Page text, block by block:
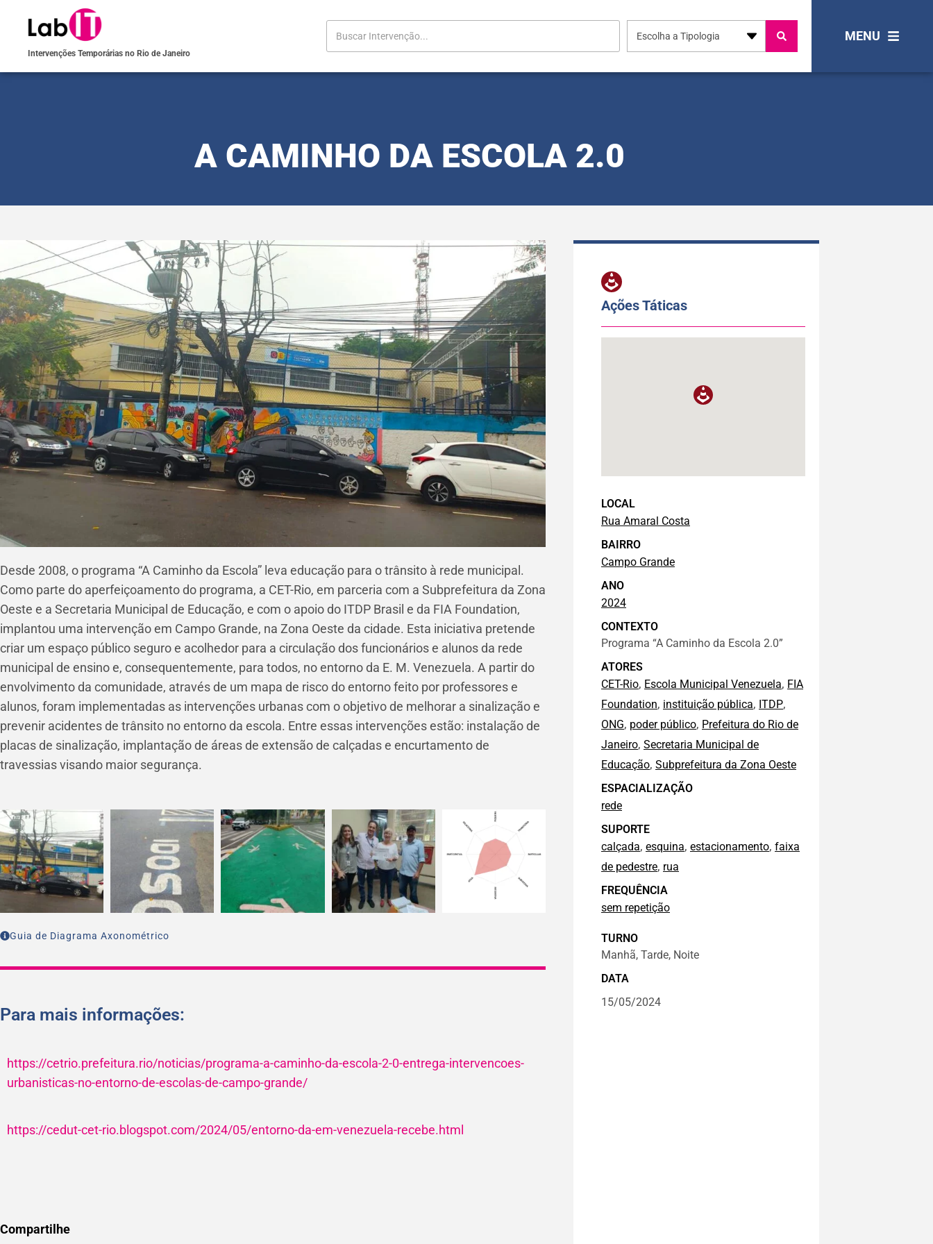
Intervenções Temporárias no Rio de Janeiro
Escolha a Tipologia MENU
A CAMINHO DA ESCOLA 2.0
Desde 2008, o programa “A Caminho da Escola” leva educação para o trânsito à rede municipal.
Como parte do aperfeiçoamento do programa, a CET-Rio, em parceria com a Subprefeitura da Zona
Oeste e a Secretaria Municipal de Educação, e com o apoio do ITDP Brasil e da FIA Foundation,
implantou uma intervenção em Campo Grande, na Zona Oeste da cidade. Esta iniciativa pretende
criar um espaço público seguro e acolhedor para a circulação dos funcionários e alunos da rede
municipal de ensino e, consequentemente, para todos, no entorno da E. M. Venezuela. A partir do
envolvimento da comunidade, através de um mapa de risco do entorno feito por professores e
alunos, foram implementadas as intervenções urbanas com o objetivo de melhorar a sinalização e
prevenir acidentes de trânsito no entorno da escola. Entre essas intervenções estão: instalação de
placas de sinalização, implantação de áreas de extensão de calçadas e encurtamento de
travessias visando maior segurança.
Guia de Diagrama Axonométrico
Para mais informações:
https://cetrio.prefeitura.rio/noticias/programa-a-caminho-da-escola-2-0-entrega-intervencoes-
urbanisticas-no-entorno-de-escolas-de-campo-grande/
https://cedut-cet-rio.blogspot.com/2024/05/entorno-da-em-venezuela-recebe.html
Compartilhe
Ações Táticas
LOCAL
Rua Amaral Costa
BAIRRO
Campo Grande
ANO
2024
CONTEXTO
Programa “A Caminho da Escola 2.0”
ATORES
CET-Rio, Escola Municipal Venezuela, FIA
Foundation, instituição pública, ITDP,
ONG, poder público, Prefeitura do Rio de
Janeiro, Secretaria Municipal de
Educação, Subprefeitura da Zona Oeste
ESPACIALIZAÇÃO
rede
SUPORTE
calçada, esquina, estacionamento, faixa
de pedestre, rua
FREQUÊNCIA
sem repetição
TURNO
Manhã, Tarde, Noite
DATA
15/05/2024